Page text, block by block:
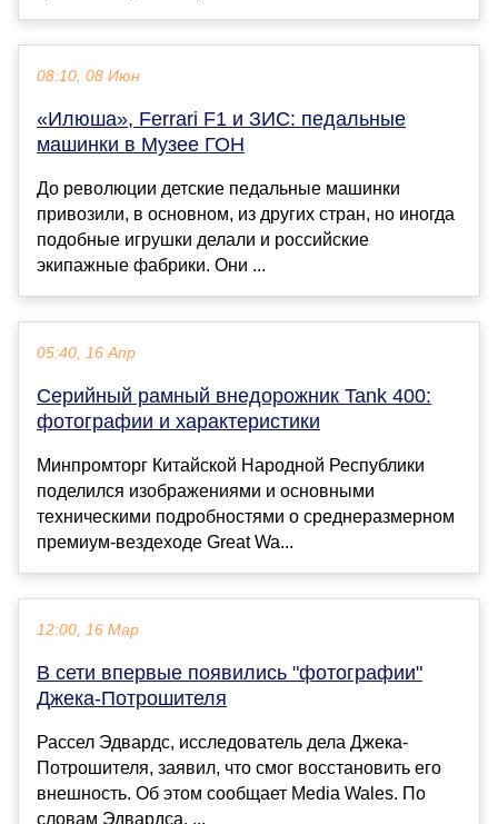
08:10, 08 Июн
«Илюша», Ferrari F1 и ЗИС: педальные
машинки в Музее ГОН
До революции детские педальные машинки
привозили, в основном, из других стран, но иногда
подобные игрушки делали и российские
экипажные фабрики. Они ...
05:40, 16 Апр
Серийный рамный внедорожник Tank 400:
фотографии и характеристики
Минпромторг Китайской Народной Республики
поделился изображениями и основными
техническими подробностями о среднеразмерном
премиум-вездеходе Great Wa...
12:00, 16 Мар
В сети впервые появились "фотографии"
Джека-Потрошителя
Рассел Эдвардс, исследователь дела Джека-
Потрошителя, заявил, что смог восстановить его
внешность. Об этом сообщает Media Wales. По
словам Эдвардса, ...